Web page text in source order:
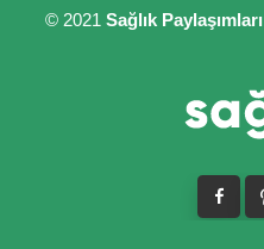
© 2021 Sağlık Paylaşımları